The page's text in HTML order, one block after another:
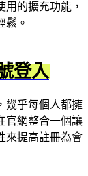
的擴充功能，
鬆。
登入
幾乎每個人都擁
官網整合一個讓
來提高註冊為會